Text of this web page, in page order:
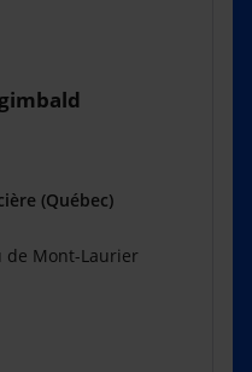
(Québec)
de Mont-Laurier